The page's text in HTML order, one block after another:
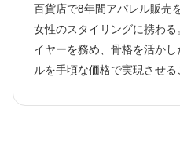
百貨店で8年間アパレル販売
女性のスタイリングに携わ
イヤーを務め、骨格を活か
ルを手頃な価格で実現させる